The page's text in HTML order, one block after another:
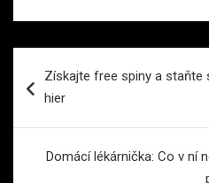
proZískajte free spiny a staňte
hier
Domácí lékárnička: Co v ní